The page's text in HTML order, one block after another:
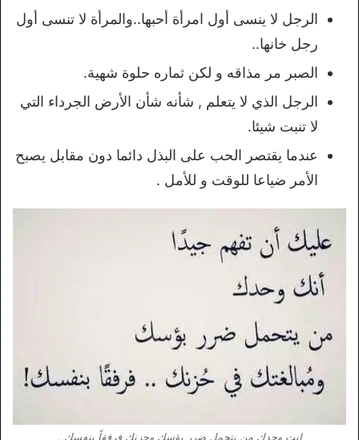
الرجل لا ينسى أول امرأة أحبها..والمرأة لا تنسى أول
رجل خانها..
الصبر مر مذاقه و لكن ثماره حلوة شهية.
الرجل الذي لا يتعلم , شأنه شأن الأرض الجرداء التي
لا تنبت شيئا.
عندما يقتصر الحب على البذل دائما دون مقابل يصبح
الأمر ضياعا للوقت و للأمل .
انت وحدك من يتحمل ضرر بؤسك وحزنك فرفقاً بنفسك .